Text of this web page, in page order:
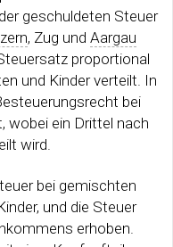
geschuldeten Steuer
, Zug und Aargau
proportional
und Kinder verteilt. In
bei
wobei ein Drittel nach
wird.
bei gemischten
und die Steuer
erhoben.